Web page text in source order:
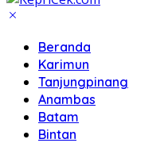
Beranda
Karimun
Tanjungpinang
Anambas
Batam
Bintan